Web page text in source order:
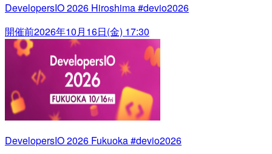
DevelopersIO 2026 Hiroshima #devio2026
開催前2026年10月16日(金) 17:30
DevelopersIO 2026 Fukuoka #devio2026